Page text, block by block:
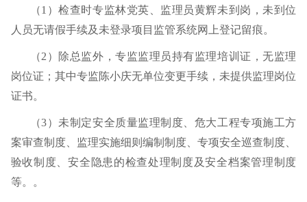
（1 ）检查时专监林党英、监理员黄辉未到岗，未到位
人员无请假手续及未登录项目监管系统网上登记留痕。
（2 ）除总监外，专监监理员持有监理培训证，无监理
岗位证；其中专监陈小庆无单位变更手续，未提供监理岗位
证书。
（3）未制定安全质量监理制度、危大工程专项施工方
案审查制度、监理实施细则编制制度、专项安全巡查制度、
验收制度、安全隐患的检查处理制度及安全档案管理制度
等。。